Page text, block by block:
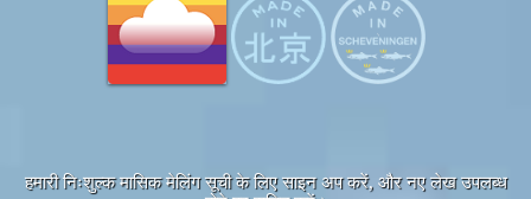
हमारी निःशुल्क मासिक मेलिंग सूची के लिए साइन अप करें, और नए लेख उपलब्ध